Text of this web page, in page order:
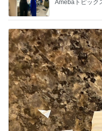
Amebaトピック